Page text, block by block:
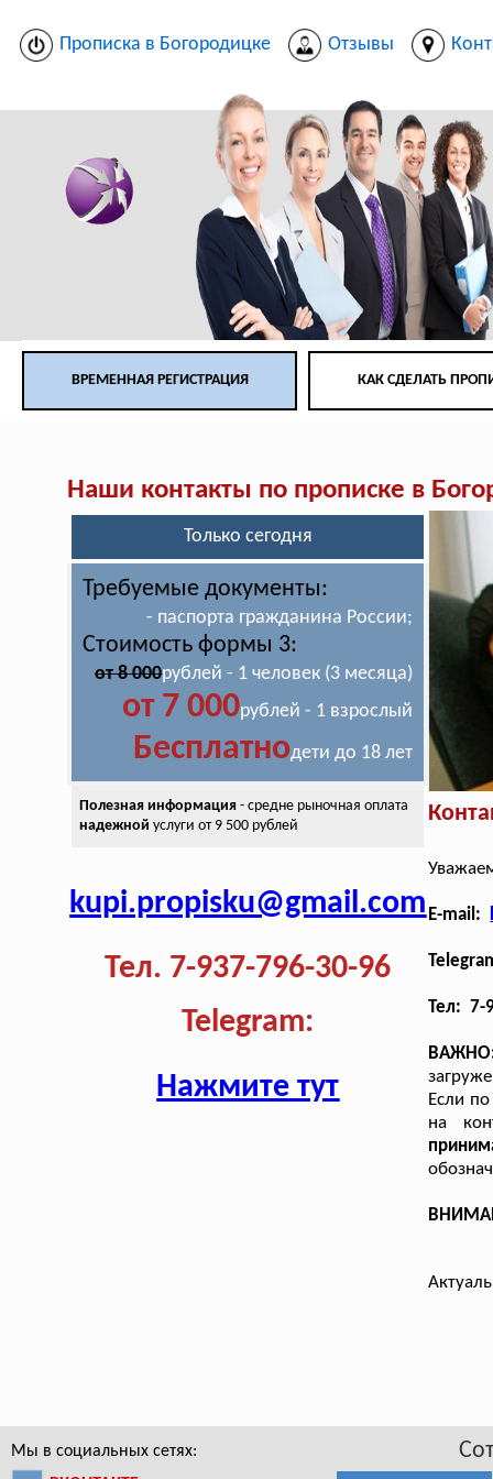
Прописка в Богородицке Отзывы
ВРЕМЕННАЯ РЕГИСТРАЦИЯ КАК СДЕЛАТЬ
Наши контакты по прописке в
Только сегодня
Требуемые документы:
- паспорта гражданина России;
Стоимость формы 3:
от 8 000рублей - 1 человек (3 месяца)
от 7 000рублей - 1 взрослый
Бесплатнодети до 18 лет
Полезная информация- средне рыночная оплата
надежной услуги от 9 500 рублей
kupi.propisku@gmail.com
Тел. 7-937-796-30-96
Telegram:
Нажмите тут
E-mail:
Тел: 7-
Если
на
Мы в социальных сетях: